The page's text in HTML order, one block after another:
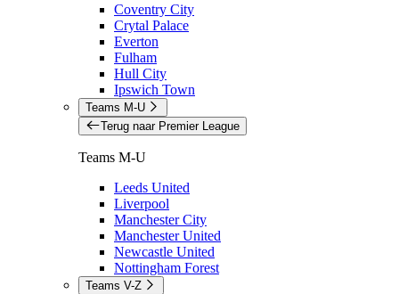
Coventry City
Crytal Palace
Everton
Fulham
Hull City
Ipswich Town
Teams M-U
Terug naar Premier League
Teams M-U
Leeds United
Liverpool
Manchester City
Manchester United
Newcastle United
Nottingham Forest
Teams V-Z